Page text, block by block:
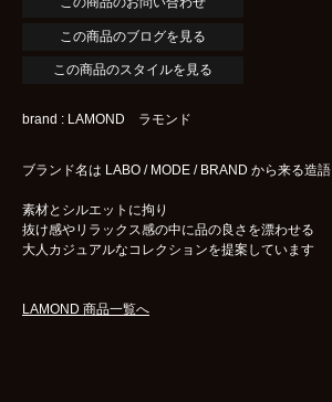
この商品のブログを見る
この商品のスタイルを見る
brand : LAMOND ラモンド
ブランド名は LABO / MODE / BRAND から来る造語
素材とシルエットに拘り
抜け感やリラックス感の中に品の良さを漂わせる
大人カジュアルなコレクションを提案しています
LAMOND 商品一覧へ